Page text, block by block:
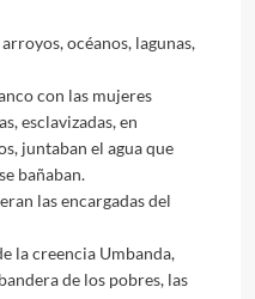
océanos, lagunas,
con las mujeres
esclavizadas, en
juntaban el agua que
bañaban.
las encargadas del
la creencia Umbanda,
de los pobres, las